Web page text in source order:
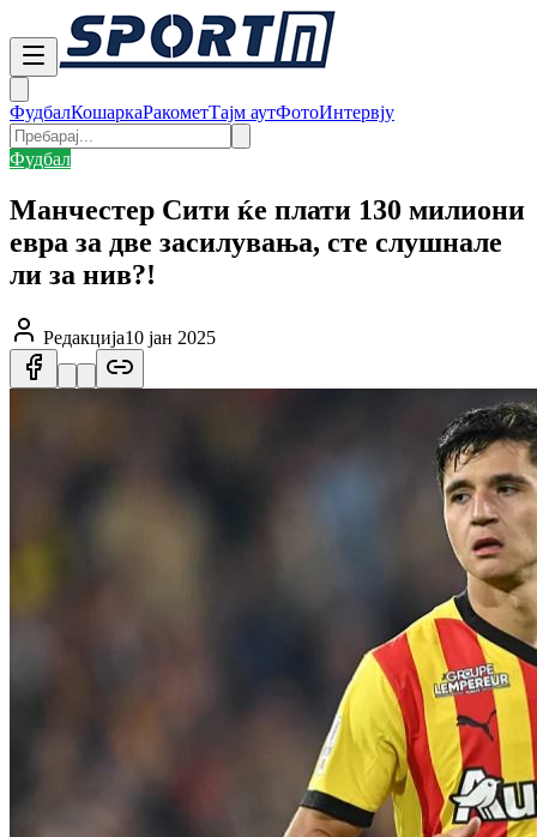
ФудбалКошаркаРакометТајм аутФотоИнтервју
Фудбал
Манчестер Сити ќе плати 130 милиони
евра за две засилувања, сте слушнале
ли за нив?!
Редакција10 јан 2025